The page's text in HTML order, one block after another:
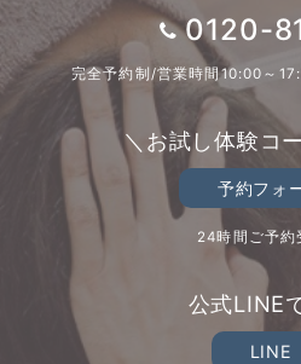
0120-
完全予約制/営業時間10:00～
＼お試し体験コ
予約フォ
24時間ご予約
公式LINE
LINE